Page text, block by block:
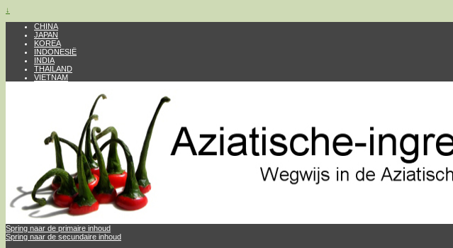
↓
CHINA
JAPAN
KOREA
INDONESIË
INDIA
THAILAND
VIETNAM
Spring naar de primaire inhoud
Spring naar de secundaire inhoud